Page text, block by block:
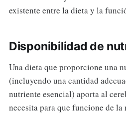
existente entre la dieta y la
Disponibilidad de
Una dieta que proporcione una
(incluyendo una cantidad
nutriente esencial) aporta al
necesita para que funcione de